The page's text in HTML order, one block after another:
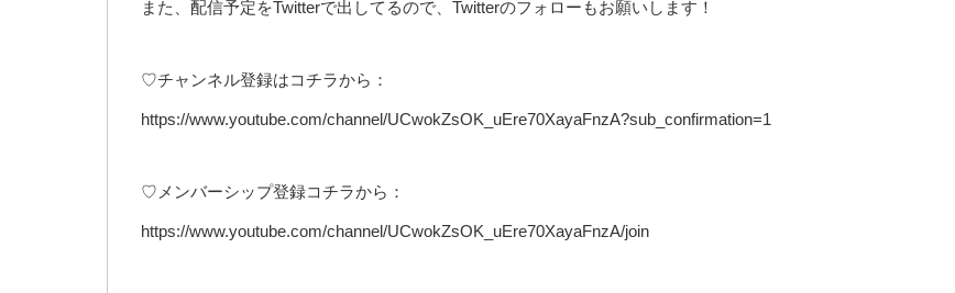
また、配信予定をTwitterで出してるので、Twitterのフォローもお願いします！
♡チャンネル登録はコチラから：
https://www.youtube.com/channel/UCwokZsOK_uEre70XayaFnzA?sub_confirmation=1
♡メンバーシップ登録コチラから：
https://www.youtube.com/channel/UCwokZsOK_uEre70XayaFnzA/join